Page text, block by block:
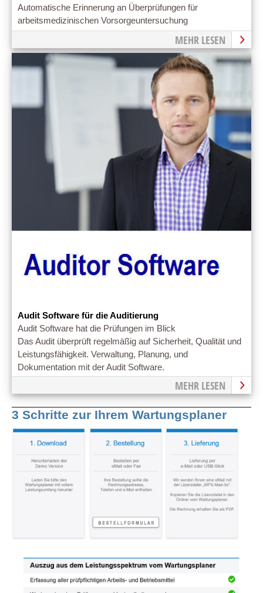
Automatische Erinnerung an Überprüfungen für
arbeitsmedizinischen Vorsorgeuntersuchung
MEHR LESEN
Audit Software für die Auditierung
Audit Software hat die Prüfungen im Blick
Das Audit überprüft regelmäßig auf Sicherheit, Qualität und
Leistungsfähigkeit. Verwaltung, Planung, und
Dokumentation mit der Audit Software.
MEHR LESEN
3 Schritte zur Ihrem Wartungsplaner